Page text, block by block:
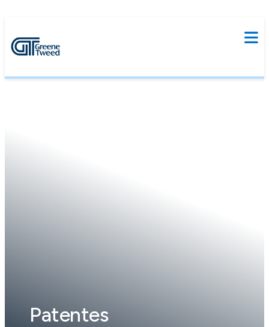
Patentes